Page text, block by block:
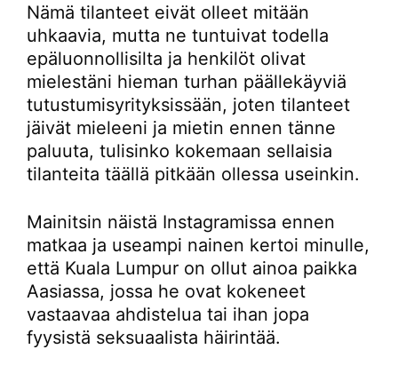
Nämä tilanteet eivät olleet mitään
uhkaavia, mutta ne tuntuivat todella
epäluonnollisilta ja henkilöt olivat
mielestäni hieman turhan päällekäyviä
tutustumisyrityksissään, joten tilanteet
jäivät mieleeni ja mietin ennen tänne
paluuta, tulisinko kokemaan sellaisia
tilanteita täällä pitkään ollessa useinkin.
Mainitsin näistä Instagramissa ennen
matkaa ja useampi nainen kertoi minulle,
että Kuala Lumpur on ollut ainoa paikka
Aasiassa, jossa he ovat kokeneet
vastaavaa ahdistelua tai ihan jopa
fyysistä seksuaalista häirintää.